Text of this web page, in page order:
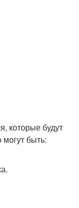
которые будут
быть: